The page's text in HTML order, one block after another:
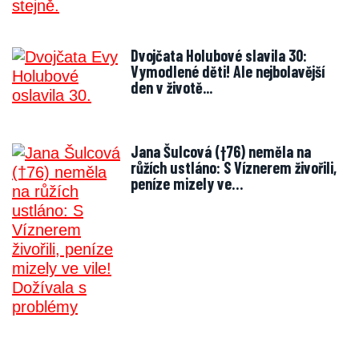
Dvojčata Holubové slavila 30:
Vymodlené děti! Ale nejbolavější
den v životě...
Jana Šulcová (†76) neměla na
růžích ustláno: S Víznerem živořili,
peníze mizely ve…